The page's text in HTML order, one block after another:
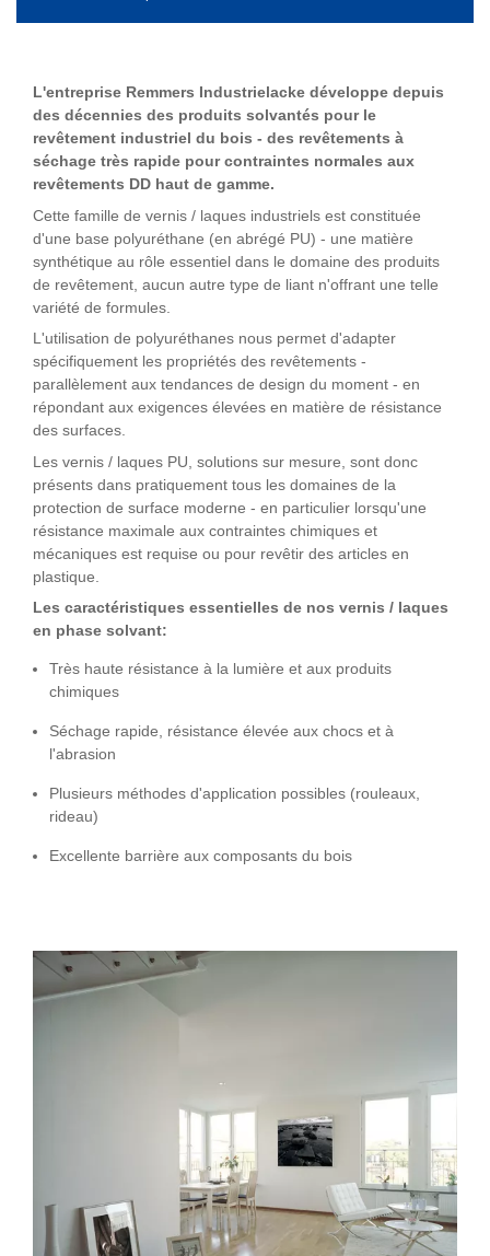
L'entreprise Remmers Industrielacke développe depuis
des décennies des produits solvantés pour le
revêtement industriel du bois - des revêtements à
séchage très rapide pour contraintes normales aux
revêtements DD haut de gamme.
Cette famille de vernis / laques industriels est constituée
d'une base polyuréthane (en abrégé PU) - une matière
synthétique au rôle essentiel dans le domaine des produits
de revêtement, aucun autre type de liant n'offrant une telle
variété de formules.
L'utilisation de polyuréthanes nous permet d'adapter
spécifiquement les propriétés des revêtements -
parallèlement aux tendances de design du moment - en
répondant aux exigences élevées en matière de résistance
des surfaces.
Les vernis / laques PU, solutions sur mesure, sont donc
présents dans pratiquement tous les domaines de la
protection de surface moderne - en particulier lorsqu'une
résistance maximale aux contraintes chimiques et
mécaniques est requise ou pour revêtir des articles en
plastique.
Les caractéristiques essentielles de nos vernis / laques
en phase solvant:
Très haute résistance à la lumière et aux produits
chimiques
Séchage rapide, résistance élevée aux chocs et à
l'abrasion
Plusieurs méthodes d'application possibles (rouleaux,
rideau)
Excellente barrière aux composants du bois